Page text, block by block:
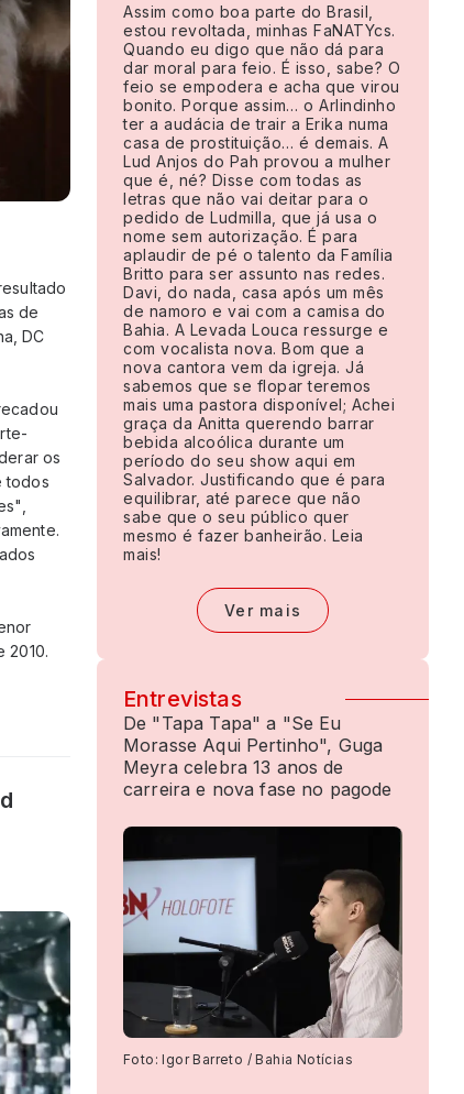
de
DC
os
todos
2010.
Assim como boa parte do Brasil,
estou revoltada, minhas FaNATYcs.
Quando eu digo que não dá para
dar moral para feio. É isso, sabe? O
feio se empodera e acha que virou
bonito. Porque assim… o Arlindinho
ter a audácia de trair a Erika numa
casa de prostituição… é demais. A
Lud Anjos do Pah provou a mulher
que é, né? Disse com todas as
letras que não vai deitar para o
pedido de Ludmilla, que já usa o
nome sem autorização. É para
aplaudir de pé o talento da Família
Britto para ser assunto nas redes.
Davi, do nada, casa após um mês
de namoro e vai com a camisa do
Bahia. A Levada Louca ressurge e
com vocalista nova. Bom que a
nova cantora vem da igreja. Já
sabemos que se flopar teremos
mais uma pastora disponível; Achei
graça da Anitta querendo barrar
bebida alcoólica durante um
período do seu show aqui em
Salvador. Justificando que é para
equilibrar, até parece que não
sabe que o seu público quer
mesmo é fazer banheirão. Leia
mais!
Ver mais
Entrevistas
De "Tapa Tapa" a "Se Eu
Morasse Aqui Pertinho", Guga
Meyra celebra 13 anos de
carreira e nova fase no pagode
Foto: Igor Barreto / Bahia Notícias